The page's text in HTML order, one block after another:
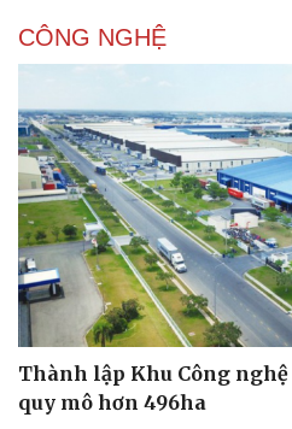
CÔNG NGHỆ
Thành lập Khu Công
quy mô hơn 496ha